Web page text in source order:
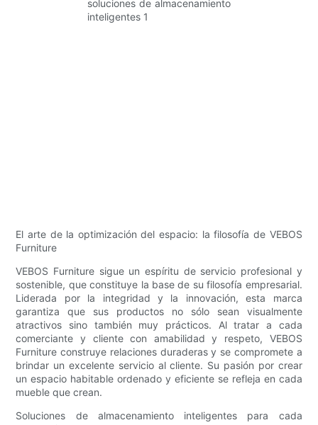
El arte de la optimización del espacio: la filosofía de VEBOS
Furniture
VEBOS Furniture sigue un espíritu de servicio profesional y
sostenible, que constituye la base de su filosofía empresarial.
Liderada por la integridad y la innovación, esta marca
garantiza que sus productos no sólo sean visualmente
atractivos sino también muy prácticos. Al tratar a cada
comerciante y cliente con amabilidad y respeto, VEBOS
Furniture construye relaciones duraderas y se compromete a
brindar un excelente servicio al cliente. Su pasión por crear
un espacio habitable ordenado y eficiente se refleja en cada
mueble que crean.
Soluciones de almacenamiento inteligentes para cada